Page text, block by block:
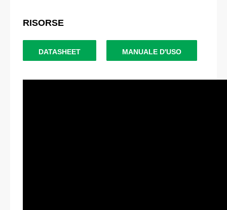
RISORSE
DATASHEET MANUALE D'USO